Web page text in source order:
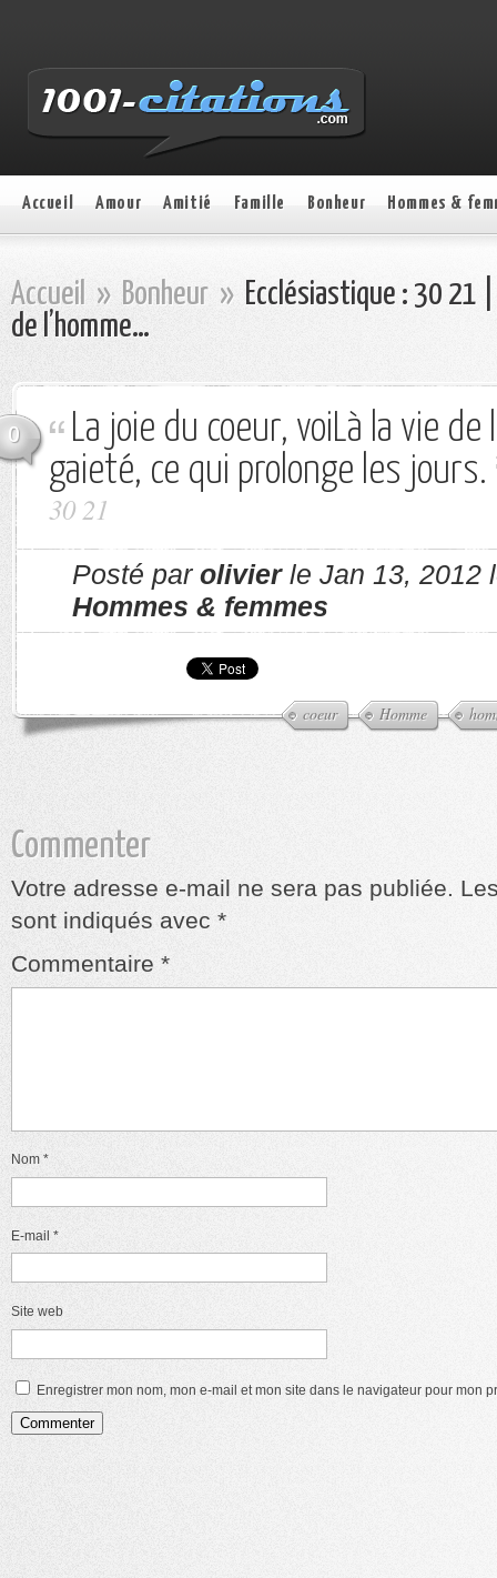
Accueil Amour Amitié Famille Bonheur Hommes &
Accueil » Bonheur » Ecclésiastique : 30 21
de l’homme…
0
La joie du coeur, voiLà la vie de
gaieté, ce qui prolonge les jours.
30 21
Posté par olivierle Jan 13, 2012
Hommes & femmes
coeur Homme
Commenter
Votre adresse e-mail ne sera pas publiée.
sont indiqués avec *
Commentaire *
Nom *
E-mail *
Site web
Enregistrer mon nom, mon e-mail et mon site dans le navigateur pour mon